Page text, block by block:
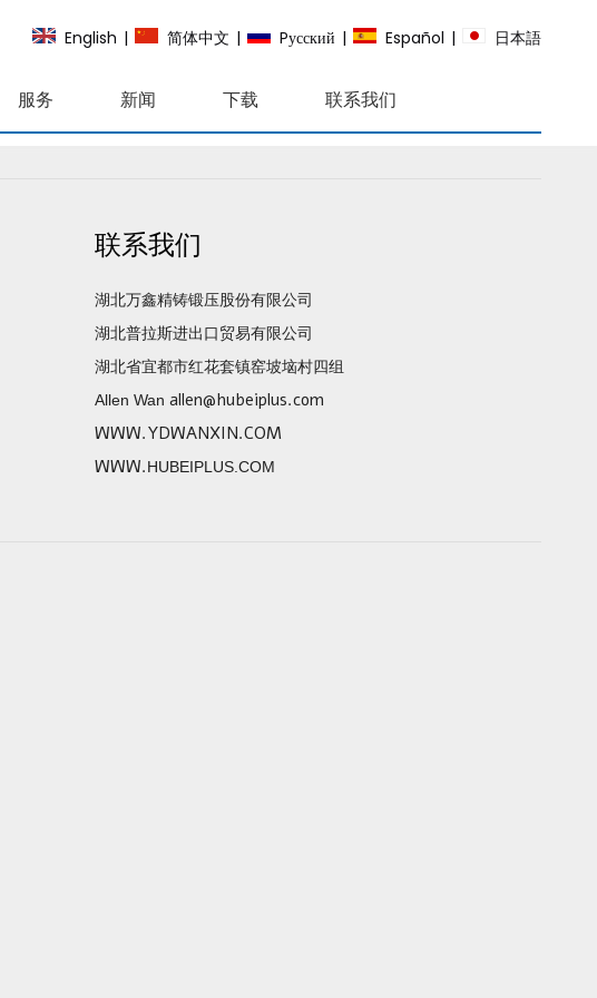
English | 简体中文 | Pусский | Español | 日本語
服务 新闻 下载 联系我们
联系我们
湖北万鑫精铸锻压股份有限公司
湖北普拉斯进出口贸易有限公司
湖北省宜都市红花套镇窑坡垴村四组
Allen Wan allen@hubeiplus.com
WWW.YDWANXIN.COM
WWW.HUBEIPLUS.COM